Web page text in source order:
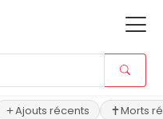
Ajouts récents Morts